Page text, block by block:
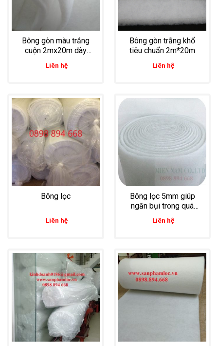
Bông gòn màu trắng
cuộn 2mx20m dày
20mm
Liên hệ
Bông gòn trắng khổ
tiêu chuẩn 2m*20m
Liên hệ
Bông lọc
Liên hệ
Bông lọc 5mm giúp
ngăn bụi trong quá
trình sản xuất
Liên hệ